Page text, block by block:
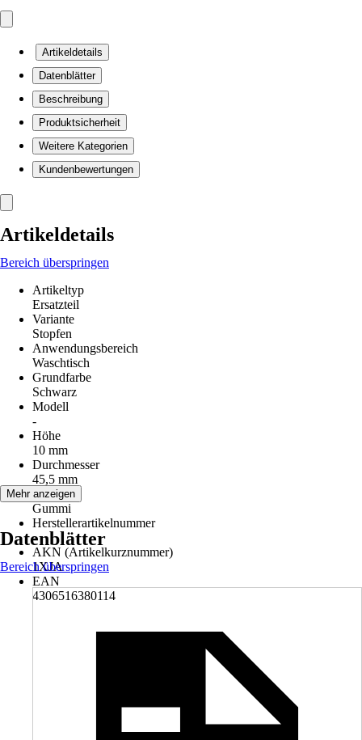
Artikeldetails
Datenblätter
Beschreibung
Produktsicherheit
Weitere Kategorien
Kundenbewertungen
Artikeldetails
Bereich überspringen
Artikeltyp
Ersatzteil
Variante
Stopfen
Anwendungsbereich
Waschtisch
Grundfarbe
Schwarz
Modell
-
Höhe
10 mm
Durchmesser
45,5 mm
Material
Gummi
Herstellerartikelnummer
-
AKN (Artikelkurznummer)
1XJA
EAN
4306516380114
Mehr anzeigen
Datenblätter
Bereich überspringen